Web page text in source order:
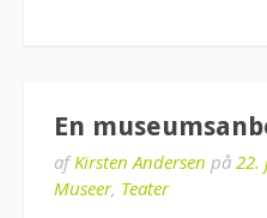
En
afKirsten Andersen på 22.
Museer, Teater